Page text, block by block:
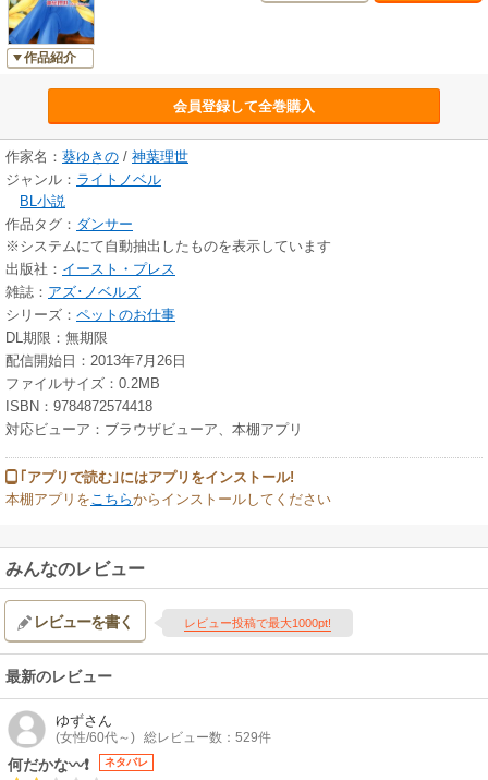
作品紹介
会員登録して全巻購入
作家名： 葵ゆきの / 神葉理世
ジャンル： ライトノベル
BL小説
作品タグ： ダンサー
※システムにて自動抽出したものを表示しています
出版社： イースト・プレス
雑誌： アズ･ノベルズ
シリーズ： ペットのお仕事
DL期限：無期限
配信開始日：2013年7月26日
ファイルサイズ：0.2MB
ISBN：9784872574418
対応ビューア：ブラウザビューア、本棚アプリ
｢アプリで読む｣にはアプリをインストール!
本棚アプリをこちらからインストールしてください
みんなのレビュー
レビューを書く レビュー投稿で最大1000pt!
最新のレビュー
ゆずさん
(女性/60代～) 総レビュー数：529件
何だかな〰❗ ネタバレ